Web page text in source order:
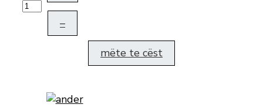
–
mëte te cëst